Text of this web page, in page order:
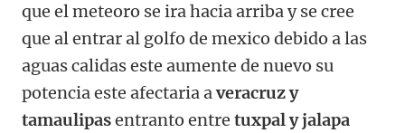
que el meteoro se ira hacia arriba y se cree
que al entrar al golfo de mexico debido a las
aguas calidas este aumente de nuevo su
potencia este afectaria averacruz y
tamaulipasentranto entre tuxpal y jalapa